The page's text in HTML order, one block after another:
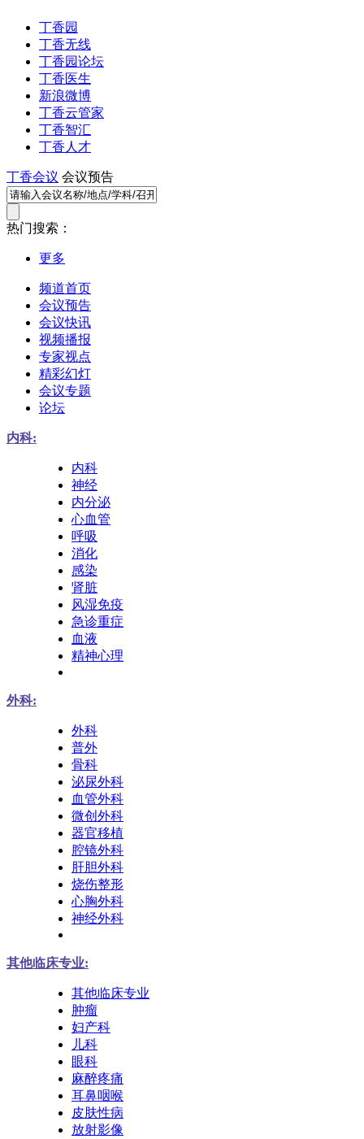
丁香园
丁香无线
丁香园论坛
丁香医生
新浪微博
丁香云管家
丁香智汇
丁香人才
丁香会议 会议预告
热门搜索：
更多
频道首页
会议预告
会议快讯
视频播报
专家视点
精彩幻灯
会议专题
论坛
内科:
内科
神经
内分泌
心血管
呼吸
消化
感染
肾脏
风湿免疫
急诊重症
血液
精神心理
外科:
外科
普外
骨科
泌尿外科
血管外科
微创外科
器官移植
腔镜外科
肝胆外科
烧伤整形
心胸外科
神经外科
其他临床专业:
其他临床专业
肿瘤
妇产科
儿科
眼科
麻醉疼痛
耳鼻咽喉
皮肤性病
放射影像